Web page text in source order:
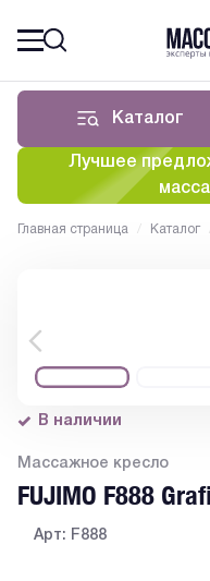
Каталог
Лучшее
Главная страница / Каталог /
В наличии
Массажное кресло
FUJIMO F888
Арт: F888